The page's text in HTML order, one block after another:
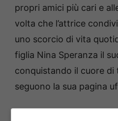
propri amici più cari e
volta che l’attrice
uno scorcio di vita
figlia Nina Speranza il
conquistando il cuore
seguono la sua pagina